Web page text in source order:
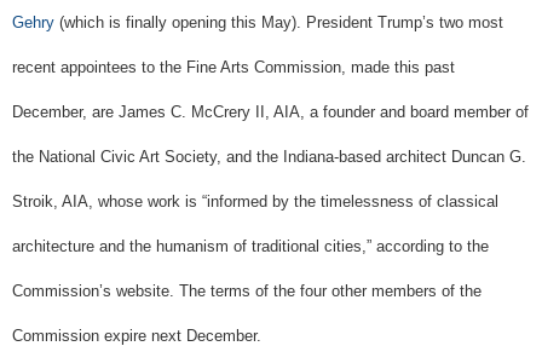
Gehry (which is finally opening this May). President Trump’s two most
recent appointees to the Fine Arts Commission, made this past
December, are James C. McCrery II, AIA, a founder and board member of
the National Civic Art Society, and the Indiana-based architect Duncan G.
Stroik, AIA, whose work is “informed by the timelessness of classical
architecture and the humanism of traditional cities,” according to the
Commission’s website. The terms of the four other members of the
Commission expire next December.